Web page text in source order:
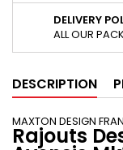
DELIVERY
ALL OUR
DESCRIPTION
MAXTON DESIGN
Rajouts